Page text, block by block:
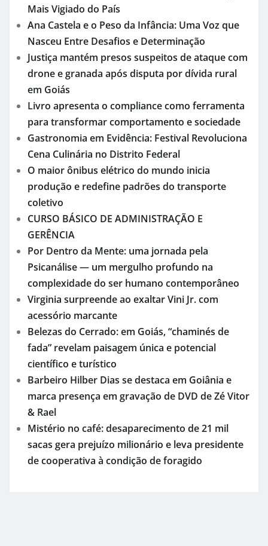
Mais Vigiado do País
Ana Castela e o Peso da Infância: Uma Voz que
Nasceu Entre Desafios e Determinação
Justiça mantém presos suspeitos de ataque com
drone e granada após disputa por dívida rural
em Goiás
Livro apresenta o compliance como ferramenta
para transformar comportamento e sociedade
Gastronomia em Evidência: Festival Revoluciona
Cena Culinária no Distrito Federal
O maior ônibus elétrico do mundo inicia
produção e redefine padrões do transporte
coletivo
CURSO BÁSICO DE ADMINISTRAÇÃO E
GERÊNCIA
Por Dentro da Mente: uma jornada pela
Psicanálise — um mergulho profundo na
complexidade do ser humano contemporâneo
Virginia surpreende ao exaltar Vini Jr. com
acessório marcante
Belezas do Cerrado: em Goiás, “chaminés de
fada” revelam paisagem única e potencial
científico e turístico
Barbeiro Hilber Dias se destaca em Goiânia e
marca presença em gravação de DVD de Zé Vitor
& Rael
Mistério no café: desaparecimento de 21 mil
sacas gera prejuízo milionário e leva presidente
de cooperativa à condição de foragido